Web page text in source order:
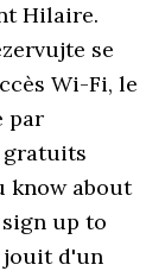
Hilaire.
se
Wi-Fi, le
par
gratuits
know about
up to
jouit d'un